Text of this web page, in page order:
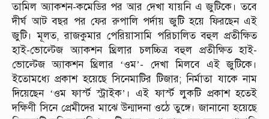
তামিল অ্যাকশন-কমেডির পর আর দেখা যায়নি এ জুটিকে। তবে
দীর্ঘ আট বছর পর ফের রুপালি পর্দায় জুটি হয়ে ফিরছেন এই
জুটি। মূলত, রাজকুমার পেরিয়াসামি পরিচালিত বহুল প্রতীক্ষিত
হাই-ভোল্টেজ অ্যাকশন থ্রিলার চলচ্চিত্র বহুল প্রতীক্ষিত হাই-
ভোল্টেজ অ্যাকশন থ্রিলার ‘ওম’- দেখা মিলবে এই জুটিকে।
ইতোমধ্যে প্রকাশ হয়েছে সিনেমাটির টিজার; নির্মাতা যাকে নাম
দিয়েছেন ‘ওম ফার্স্ট স্ট্রাইক’। এই ফার্স্ট লুকটি প্রকাশ হতেই
দক্ষিণী সিনে প্রেমীদের মাঝে উন্মাদনা ওঠে তুঙ্গে। জানানো হয়েছে